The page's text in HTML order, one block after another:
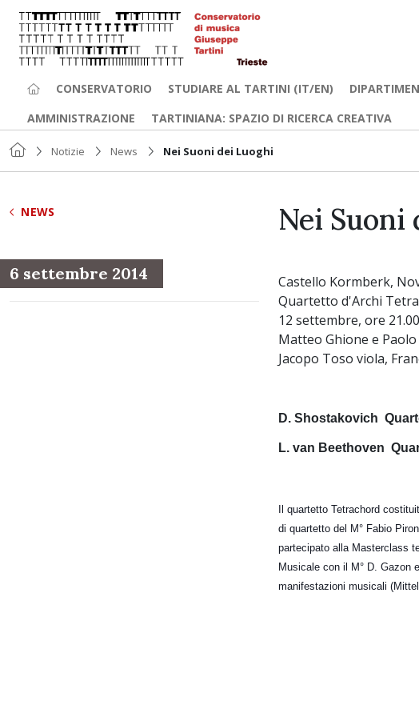
CONSERVATORIO STUDIARE AL TARTINI (IT/EN)
AMMINISTRAZIONE
TARTINIANA: SPAZIO DI RICERCA CREATIVA
Notizie News Nei Suoni dei Luoghi
NEWS
6 settembre 2014
Nei Suoni
Castello Kormberk,
Quartetto d'Archi
12 settembre, ore 21.00
Matteo Ghione e
Jacopo Toso viola,
D. Shostakovich
L. van Beethoven
Il quartetto Tetrachord
di quartetto del M° Fabio
partecipato alla Masterclass
Musicale con il M° D.
manifestazioni musicali